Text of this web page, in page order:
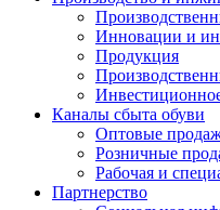
Инновации и
Продукция
Каналы сбыта обуви
Оптовые
Розничные
Рабочая и
Партнерство